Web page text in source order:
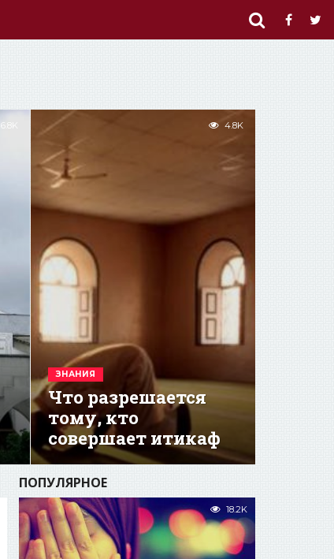
6.8K
ЗНАНИЯ
Что разрешается
тому, кто
совершает итикаф
4.8K
ПОПУЛЯРНОЕ
18.2K